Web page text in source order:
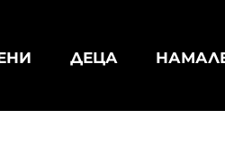
ДЕЦА